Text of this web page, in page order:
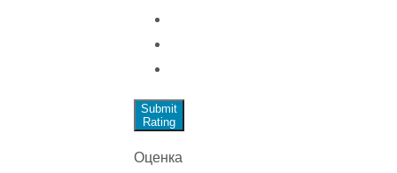
Submit
Rating
Оценка